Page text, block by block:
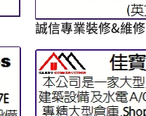
誠信專業裝修&維修